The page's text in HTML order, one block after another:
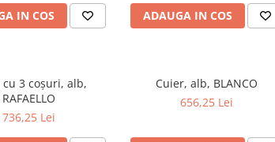
IN COS ADAUGA IN COS
cu 3 coşuri, alb,
RAFAELLO
736,25 Lei
Cuier, alb, BLANCO
656,25 Lei